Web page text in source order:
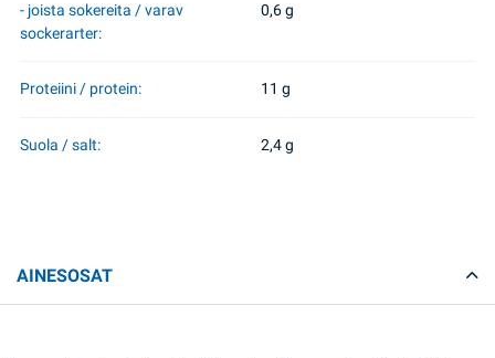
- joista sokereita / varav
sockerarter:
0,6 g
Proteiini / protein: 11 g
Suola / salt: 2,4 g
AINESOSAT